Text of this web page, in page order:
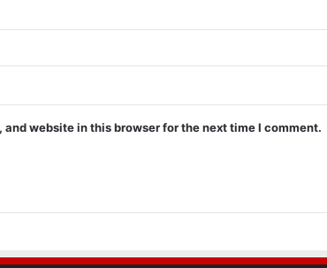
and website in this browser for the next time I comment.